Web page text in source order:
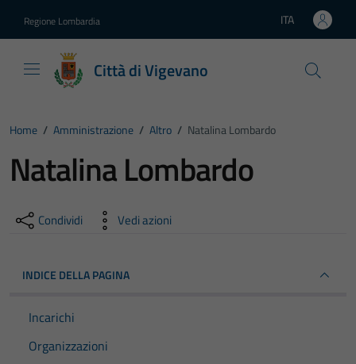
Regione Lombardia Lingua attiva:
ITA
Città di Vigevano
Home / Amministrazione / Altro / Natalina Lombardo
Natalina Lombardo
Condividi Vedi azioni
INDICE DELLA PAGINA
Incarichi
Organizzazioni